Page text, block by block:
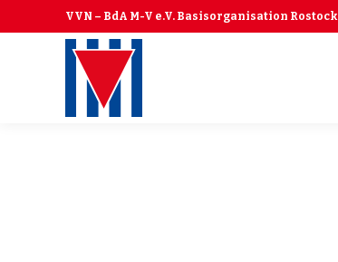
VVN – BdA M-V e.V. Basisorganisation Rostock